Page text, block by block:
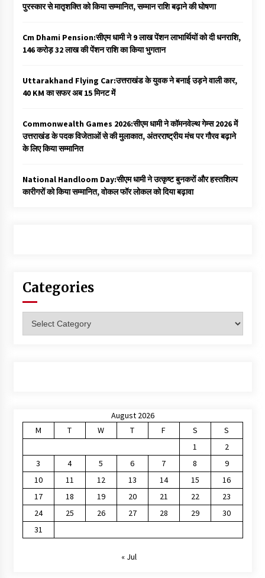
पुरस्कार से मातृशक्ति को किया सम्मानित, सम्मान राशि बढ़ाने की घोषणा
Cm Dhami Pension:सीएम धामी ने 9 लाख पेंशन लाभार्थियों को दी धनराशि, ₹
146 करोड़ 32 लाख की पेंशन राशि का किया भुगतान
Uttarakhand Flying Car:उत्तराखंड के युवक ने बनाई उड़ने वाली कार,
40 KM का सफर अब 15 मिनट में
Commonwealth Games 2026:सीएम धामी ने कॉमनवेल्थ गेम्स 2026 में
उत्तराखंड के पदक विजेताओं से की मुलाकात, अंतरराष्ट्रीय मंच पर गौरव बढ़ाने
के लिए किया सम्मानित
National Handloom Day:सीएम धामी ने उत्कृष्ट बुनकरों और हस्तशिल्प
कारीगरों को किया सम्मानित, वोकल फॉर लोकल को दिया बढ़ावा
Categories
August 2026
M
T W T F S
S
1
2
3
4 5 6 7 8
9
10
11 12 13 14 15
16
17
18 19 20 21 22
23
24
25 26 27 28 29
30
31
« Jul